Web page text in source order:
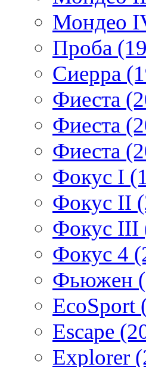
Мондео
Проба
Сиерра
Фиеста
Фиеста
Фиеста
Фокус I
Фокус II
Фокус III
Фокус 4
Фьюжен
EcoSport
Escape
Explorer